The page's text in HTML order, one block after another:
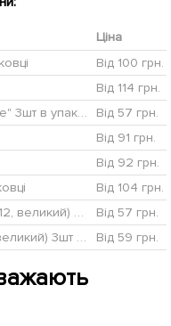
Ціна
Від 100 грн.
Від 114 грн.
Унікальний сорт! Тюльпан "Cape Code" 3шт в упаковці
Від 57 грн.
Від 91 грн.
Від 92 грн.
Від 104 грн.
Тюльпан "Orange Rococo" (розмір 11/12, великий) 3шт в упаковці
Від 57 грн.
Тюльпан "Perestroyka" (розмір 11/12, великий) 3шт в упаковці
Від 59 грн.